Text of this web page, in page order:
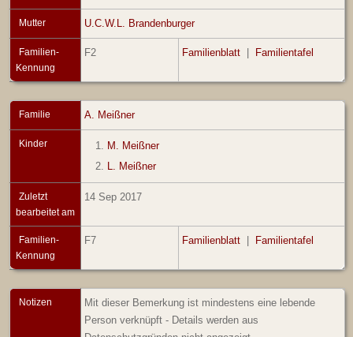
Mutter U.C.W.L. Brandenburger
Familien-
Kennung
F2 Familienblatt | Familientafel
Familie A. Meißner
Kinder 1. M. Meißner
2. L. Meißner
Zuletzt
bearbeitet am
14 Sep 2017
Familien-
Kennung
F7 Familienblatt | Familientafel
Notizen
Mit dieser Bemerkung ist mindestens eine lebende
Person verknüpft - Details werden aus